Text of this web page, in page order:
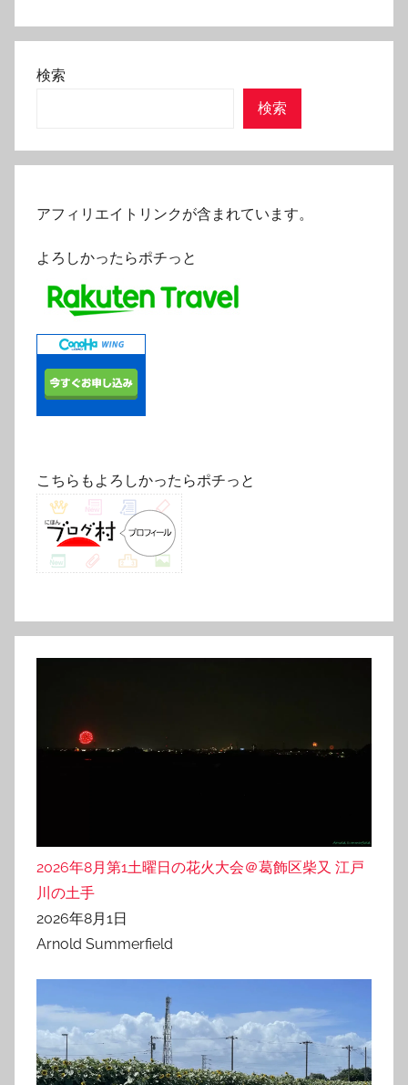
検索
検索
アフィリエイトリンクが含まれています。
よろしかったらポチっと
こちらもよろしかったらポチっと
2026年8月第1土曜日の花火大会＠葛飾区柴又 江戸
川の土手
2026年8月1日
Arnold Summerfield